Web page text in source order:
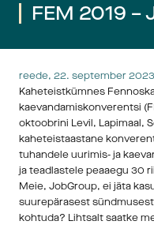
FEM 2019 –
reede, 22. september 2023
Kaheteistkümnes
kaevandamiskonverentsi
oktoobrini Levil, Lapimaal,
kaheteistaastane
tuhandele uurimis- ja
ja teadlastele peaaegu 30
Meie, JobGroup, ei jäta
suurepärasest
kohtuda? Lihtsalt saatke